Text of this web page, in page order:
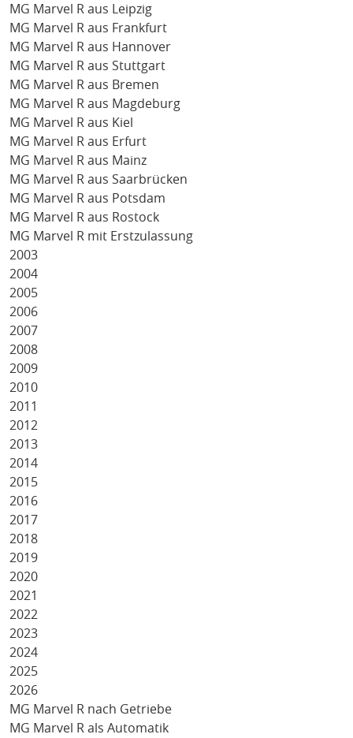
MG Marvel R aus Leipzig
MG Marvel R aus Frankfurt
MG Marvel R aus Hannover
MG Marvel R aus Stuttgart
MG Marvel R aus Bremen
MG Marvel R aus Magdeburg
MG Marvel R aus Kiel
MG Marvel R aus Erfurt
MG Marvel R aus Mainz
MG Marvel R aus Saarbrücken
MG Marvel R aus Potsdam
MG Marvel R aus Rostock
MG Marvel R mit Erstzulassung
2003
2004
2005
2006
2007
2008
2009
2010
2011
2012
2013
2014
2015
2016
2017
2018
2019
2020
2021
2022
2023
2024
2025
2026
MG Marvel R nach Getriebe
MG Marvel R als Automatik